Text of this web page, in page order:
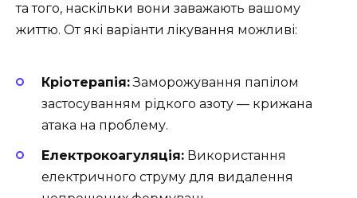
та того, наскільки вони заважають вашому
життю. От які варіанти лікування можливі:
Кріотерапія:Заморожування папілом
застосуванням рідкого азоту — крижана
атака на проблему.
Електрокоагуляція: Використання
електричного струму для видалення